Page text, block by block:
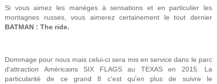
Si vous aimez les manéges à sensations et en particulier les
montagnes russes, vous aimerez certainement le tout dernier
BATMAN : The ride.
Dommage pour nous mais celui-ci sera mis en service dans le parc
d'attraction Américains SIX FLAGS au TEXAS en 2015. La
particularité de ce grand 8 c'est qu'en plus de suivre le